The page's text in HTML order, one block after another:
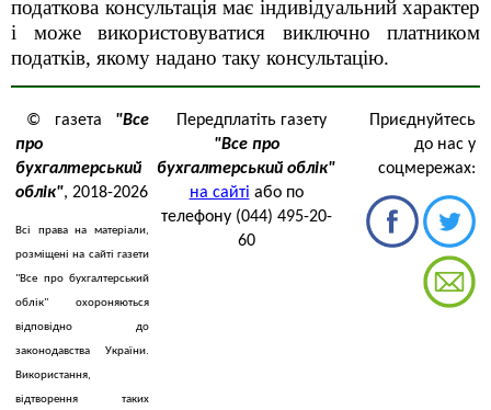
податкова консультація має індивідуальний характер
і може використовуватися виключно платником
податків, якому надано таку консультацію.
© газета "Все
про
бухгалтерський
облік", 2018-2026
Всі права на матеріали,
розміщені на сайті газети
"Все про бухгалтерський
облік" охороняються
відповідно до
законодавства України.
Використання,
відтворення таких
Передплатіть газету
"Все про
бухгалтерський облік"
на сайті або по
телефону (044) 495-20-
60
Приєднуйтесь
до нас у
соцмережах: